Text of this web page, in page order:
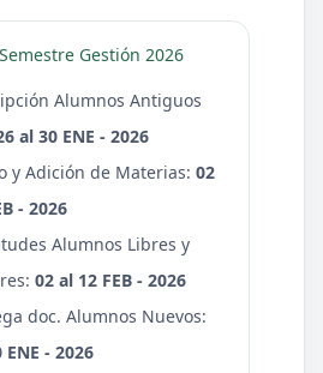
Gestión 2026
Alumnos Antiguos
al 30 ENE - 2026
y Adición de Materias: 02
- 2026
Alumnos Libres y
02 al 12 FEB - 2026
doc. Alumnos Nuevos:
ENE - 2026